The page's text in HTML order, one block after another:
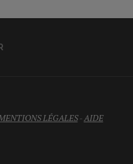
LÉGALES-AIDE